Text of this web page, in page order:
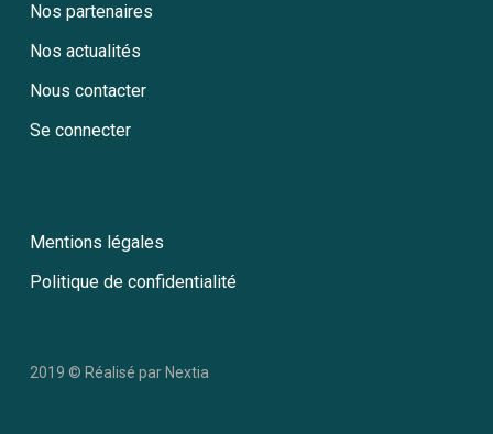
Nos partenaires
Nos actualités
Nous contacter
Se connecter
Mentions légales
Politique de confidentialité
2019 © Réalisé par Nextia